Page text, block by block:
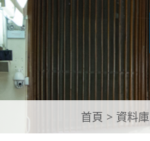
首頁 資料庫